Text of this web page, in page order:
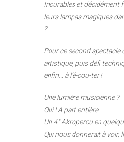
Incurables et décidément
leurs lampas magiques
?
Pour ce second spectacle
artistique, puis défi
enfin… à l’é-cou-ter !
Une lumière musicienne ?
Oui ! A part entière.
Un 4° Akropercu en
Qui nous donnerait à voir,